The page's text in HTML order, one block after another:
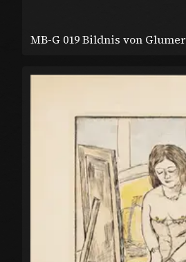
MB-G 019 Bildnis von Glumer